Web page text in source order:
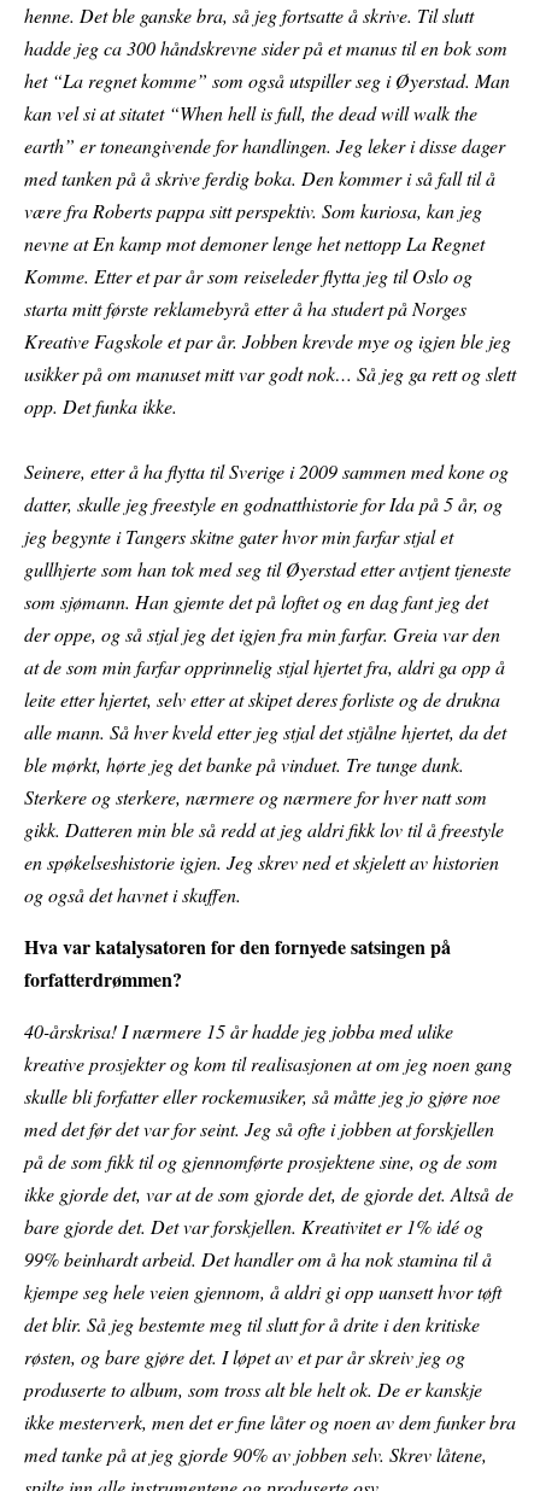
henne. Det ble ganske bra, så jeg fortsatte å skrive. Til slutt
hadde jeg ca 300 håndskrevne sider på et manus til en bok som
het “La regnet komme” som også utspiller seg i Øyerstad. Man
kan vel si at sitatet “When hell is full, the dead will walk the
earth” er toneangivende for handlingen. Jeg leker i disse dager
med tanken på å skrive ferdig boka. Den kommer i så fall til å
være fra Roberts pappa sitt perspektiv. Som kuriosa, kan jeg
nevne at En kamp mot demoner lenge het nettopp La Regnet
Komme. Etter et par år som reiseleder flytta jeg til Oslo og
starta mitt første reklamebyrå etter å ha studert på Norges
Kreative Fagskole et par år. Jobben krevde mye og igjen ble jeg
usikker på om manuset mitt var godt nok… Så jeg ga rett og slett
opp. Det funka ikke.
Seinere, etter å ha flytta til Sverige i 2009 sammen med kone og
datter, skulle jeg freestyle en godnatthistorie for Ida på 5 år, og
jeg begynte i Tangers skitne gater hvor min farfar stjal et
gullhjerte som han tok med seg til Øyerstad etter avtjent tjeneste
som sjømann. Han gjemte det på loftet og en dag fant jeg det
der oppe, og så stjal jeg det igjen fra min farfar. Greia var den
at de som min farfar opprinnelig stjal hjertet fra, aldri ga opp å
leite etter hjertet, selv etter at skipet deres forliste og de drukna
alle mann. Så hver kveld etter jeg stjal det stjålne hjertet, da det
ble mørkt, hørte jeg det banke på vinduet. Tre tunge dunk.
Sterkere og sterkere, nærmere og nærmere for hver natt som
gikk. Datteren min ble så redd at jeg aldri fikk lov til å freestyle
en spøkelseshistorie igjen. Jeg skrev ned et skjelett av historien
og også det havnet i skuffen.
Hva var katalysatoren for den fornyede satsingen på
forfatterdrømmen?
40-årskrisa! I nærmere 15 år hadde jeg jobba med ulike
kreative prosjekter og kom til realisasjonen at om jeg noen gang
skulle bli forfatter eller rockemusiker, så måtte jeg jo gjøre noe
med det før det var for seint. Jeg så ofte i jobben at forskjellen
på de som fikk til og gjennomførte prosjektene sine, og de som
ikke gjorde det, var at de som gjorde det, de gjorde det. Altså de
bare gjorde det. Det var forskjellen. Kreativitet er 1% idé og
99% beinhardt arbeid. Det handler om å ha nok stamina til å
kjempe seg hele veien gjennom, å aldri gi opp uansett hvor tøft
det blir. Så jeg bestemte meg til slutt for å drite i den kritiske
røsten, og bare gjøre det. I løpet av et par år skreiv jeg og
produserte to album, som tross alt ble helt ok. De er kanskje
ikke mesterverk, men det er fine låter og noen av dem funker bra
med tanke på at jeg gjorde 90% av jobben selv. Skrev låtene,